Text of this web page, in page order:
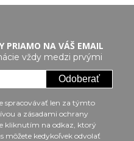
PRIAMO NA VÁŠ EMAIL
vždy medzi prvými
Odoberať
spracovávať len za týmto
a zásadami ochrany
kliknutím na odkaz, ktorý
môžete kedykoľvek odvolať